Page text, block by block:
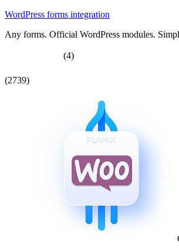
WordPress forms integration
Any forms. Official WordPress modules.
(4)
(2739)